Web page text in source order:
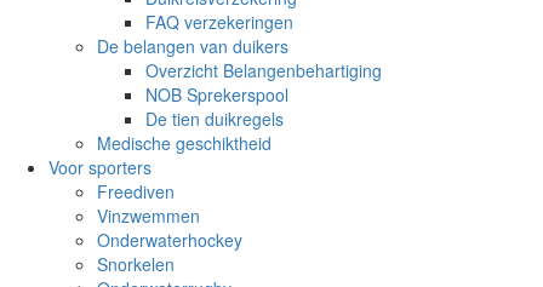
FAQ verzekeringen
De belangen van duikers
Overzicht Belangenbehartiging
NOB Sprekerspool
De tien duikregels
Medische geschiktheid
Voor sporters
Freediven
Vinzwemmen
Onderwaterhockey
Snorkelen